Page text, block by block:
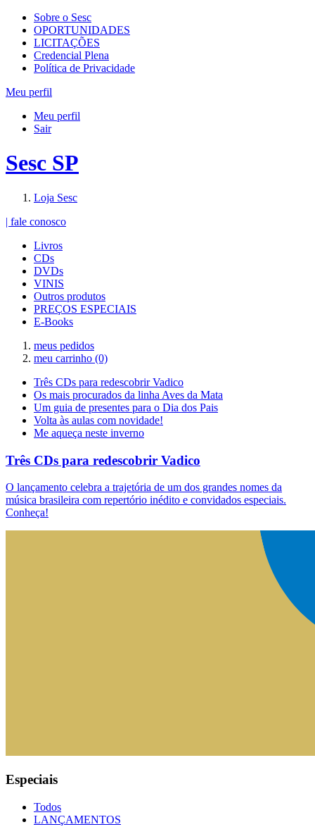
Sobre o Sesc
OPORTUNIDADES
LICITAÇÕES
Credencial Plena
Política de Privacidade
Meu perfil
Meu perfil
Sair
Sesc SP
Loja Sesc
| fale conosco
Livros
CDs
DVDs
VINIS
Outros produtos
PREÇOS ESPECIAIS
E-Books
meus pedidos
meu carrinho (0)
Três CDs para redescobrir Vadico
Os mais procurados da linha Aves da Mata
Um guia de presentes para o Dia dos Pais
Volta às aulas com novidade!
Me aqueça neste inverno
Três CDs para redescobrir Vadico
O lançamento celebra a trajetória de um dos grandes nomes da
música brasileira com repertório inédito e convidados especiais.
Conheça!
Especiais
Todos
LANÇAMENTOS